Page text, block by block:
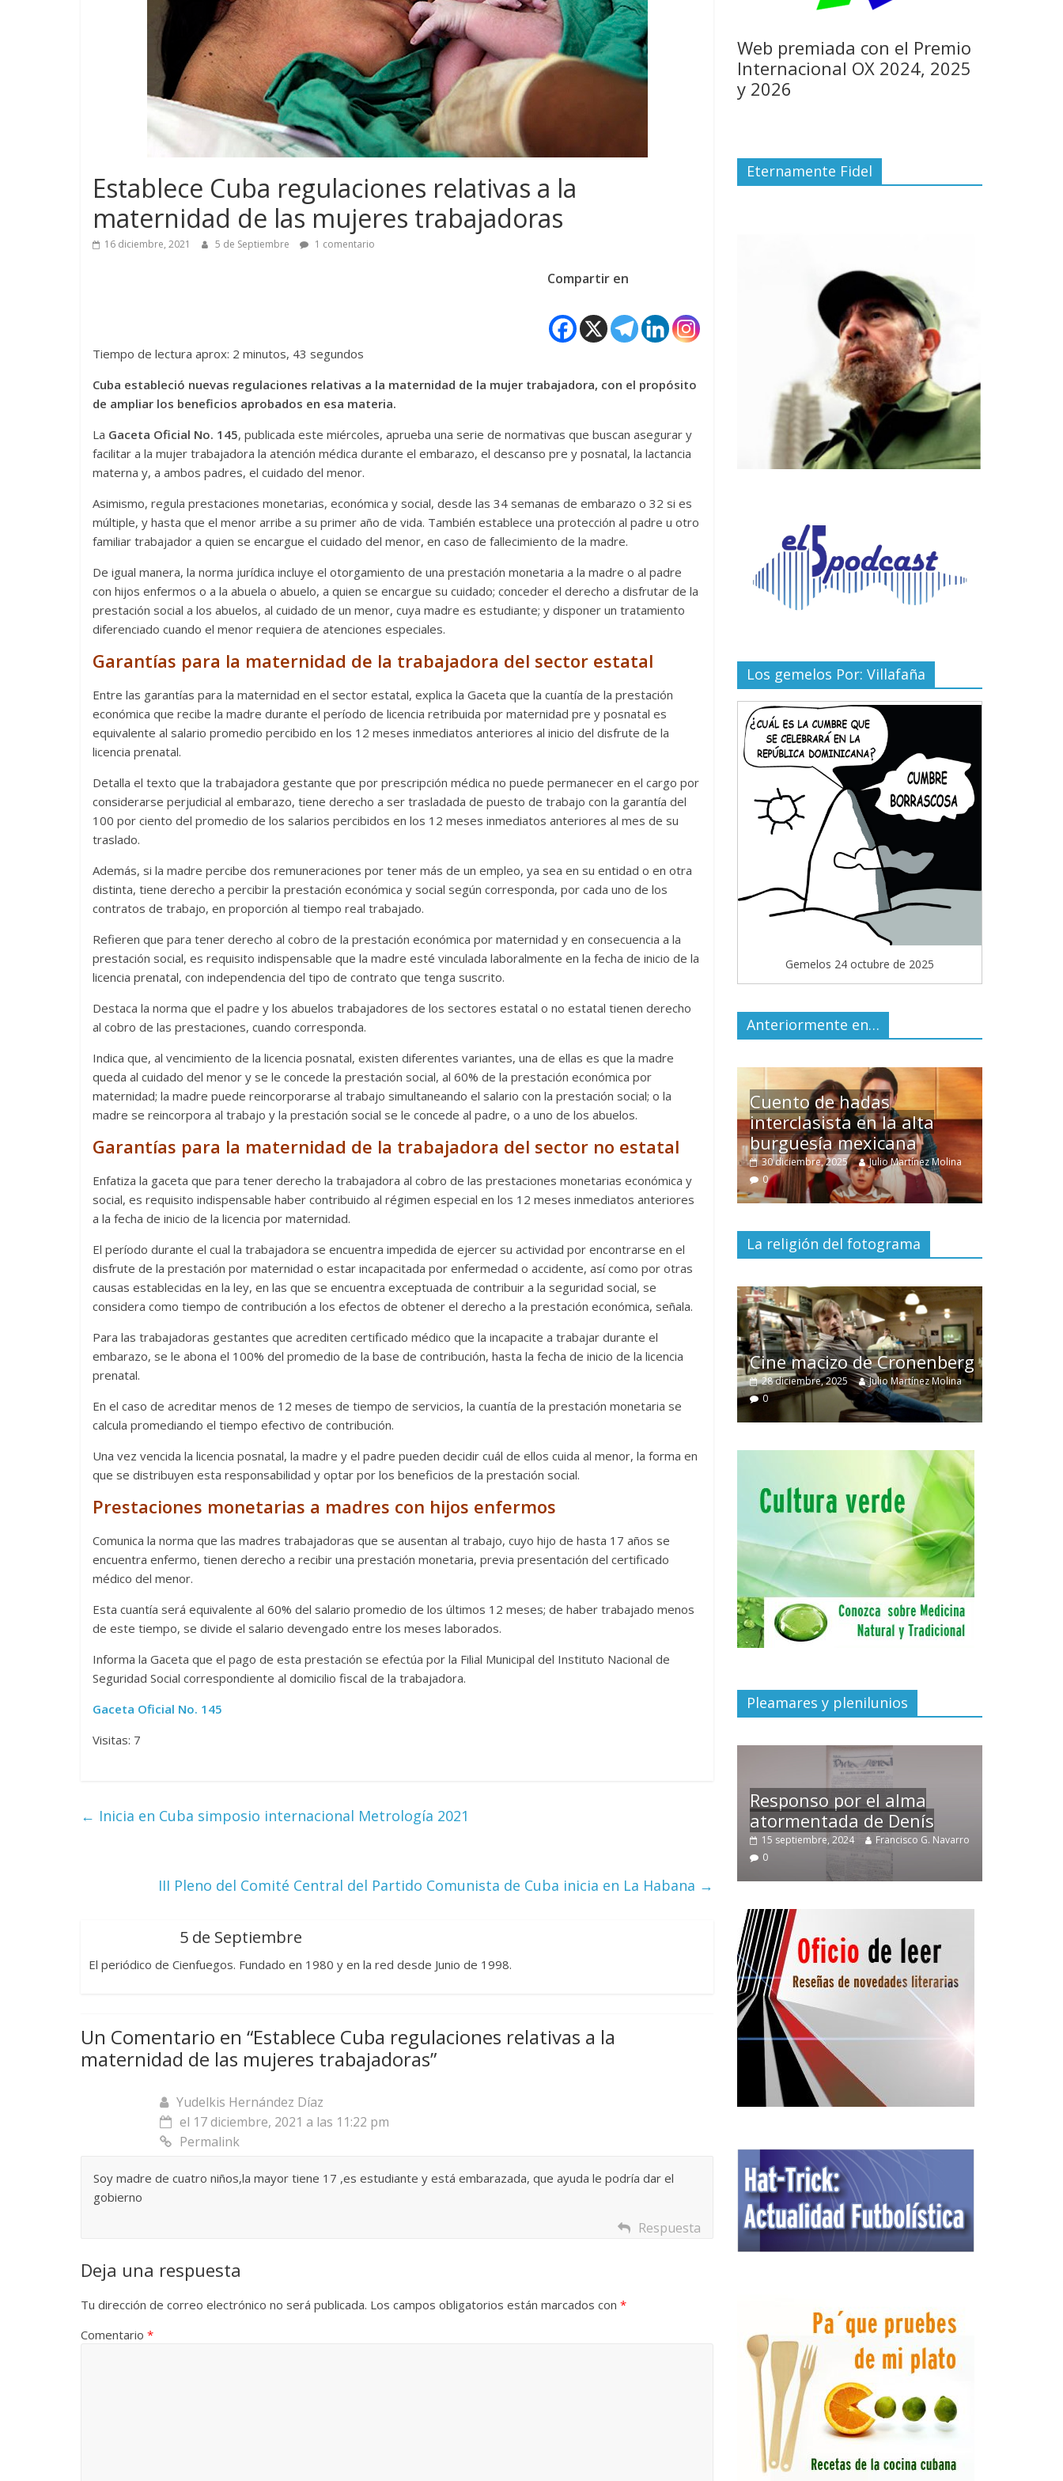
Establece Cuba regulaciones relativas a la
maternidad de las mujeres trabajadoras
16 diciembre, 2021 5 de Septiembre 1 comentario
Compartir en
Tiempo de lectura aprox: 2 minutos, 43 segundos
Cuba estableció nuevas regulaciones relativas a la maternidad de la mujer trabajadora, con el propósito
de ampliar los beneficios aprobados en esa materia.
La Gaceta Oficial No. 145, publicada este miércoles, aprueba una serie de normativas que buscan asegurar y
facilitar a la mujer trabajadora la atención médica durante el embarazo, el descanso pre y posnatal, la lactancia
materna y, a ambos padres, el cuidado del menor.
Asimismo, regula prestaciones monetarias, económica y social, desde las 34 semanas de embarazo o 32 si es
múltiple, y hasta que el menor arribe a su primer año de vida. También establece una protección al padre u otro
familiar trabajador a quien se encargue el cuidado del menor, en caso de fallecimiento de la madre.
De igual manera, la norma jurídica incluye el otorgamiento de una prestación monetaria a la madre o al padre
con hijos enfermos o a la abuela o abuelo, a quien se encargue su cuidado; conceder el derecho a disfrutar de la
prestación social a los abuelos, al cuidado de un menor, cuya madre es estudiante; y disponer un tratamiento
diferenciado cuando el menor requiera de atenciones especiales.
Garantías para la maternidad de la trabajadora del sector estatal
Entre las garantías para la maternidad en el sector estatal, explica la Gaceta que la cuantía de la prestación
económica que recibe la madre durante el período de licencia retribuida por maternidad pre y posnatal es
equivalente al salario promedio percibido en los 12 meses inmediatos anteriores al inicio del disfrute de la
licencia prenatal.
Detalla el texto que la trabajadora gestante que por prescripción médica no puede permanecer en el cargo por
considerarse perjudicial al embarazo, tiene derecho a ser trasladada de puesto de trabajo con la garantía del
100 por ciento del promedio de los salarios percibidos en los 12 meses inmediatos anteriores al mes de su
traslado.
Además, si la madre percibe dos remuneraciones por tener más de un empleo, ya sea en su entidad o en otra
distinta, tiene derecho a percibir la prestación económica y social según corresponda, por cada uno de los
contratos de trabajo, en proporción al tiempo real trabajado.
Refieren que para tener derecho al cobro de la prestación económica por maternidad y en consecuencia a la
prestación social, es requisito indispensable que la madre esté vinculada laboralmente en la fecha de inicio de la
licencia prenatal, con independencia del tipo de contrato que tenga suscrito.
Destaca la norma que el padre y los abuelos trabajadores de los sectores estatal o no estatal tienen derecho
al cobro de las prestaciones, cuando corresponda.
Indica que, al vencimiento de la licencia posnatal, existen diferentes variantes, una de ellas es que la madre
queda al cuidado del menor y se le concede la prestación social, al 60% de la prestación económica por
maternidad; la madre puede reincorporarse al trabajo simultaneando el salario con la prestación social; o la
madre se reincorpora al trabajo y la prestación social se le concede al padre, o a uno de los abuelos.
Garantías para la maternidad de la trabajadora del sector no estatal
Enfatiza la gaceta que para tener derecho la trabajadora al cobro de las prestaciones monetarias económica y
social, es requisito indispensable haber contribuido al régimen especial en los 12 meses inmediatos anteriores
a la fecha de inicio de la licencia por maternidad.
El período durante el cual la trabajadora se encuentra impedida de ejercer su actividad por encontrarse en el
disfrute de la prestación por maternidad o estar incapacitada por enfermedad o accidente, así como por otras
causas establecidas en la ley, en las que se encuentra exceptuada de contribuir a la seguridad social, se
considera como tiempo de contribución a los efectos de obtener el derecho a la prestación económica, señala.
Para las trabajadoras gestantes que acrediten certificado médico que la incapacite a trabajar durante el
embarazo, se le abona el 100% del promedio de la base de contribución, hasta la fecha de inicio de la licencia
prenatal.
En el caso de acreditar menos de 12 meses de tiempo de servicios, la cuantía de la prestación monetaria se
calcula promediando el tiempo efectivo de contribución.
Una vez vencida la licencia posnatal, la madre y el padre pueden decidir cuál de ellos cuida al menor, la forma en
que se distribuyen esta responsabilidad y optar por los beneficios de la prestación social.
Prestaciones monetarias a madres con hijos enfermos
Comunica la norma que las madres trabajadoras que se ausentan al trabajo, cuyo hijo de hasta 17 años se
encuentra enfermo, tienen derecho a recibir una prestación monetaria, previa presentación del certificado
médico del menor.
Esta cuantía será equivalente al 60% del salario promedio de los últimos 12 meses; de haber trabajado menos
de este tiempo, se divide el salario devengado entre los meses laborados.
Informa la Gaceta que el pago de esta prestación se efectúa por la Filial Municipal del Instituto Nacional de
Seguridad Social correspondiente al domicilio fiscal de la trabajadora.
Gaceta Oficial No. 145
Visitas: 7
← Inicia en Cuba simposio internacional Metrología 2021
III Pleno del Comité Central del Partido Comunista de Cuba inicia en La Habana →
5 de Septiembre
El periódico de Cienfuegos. Fundado en 1980 y en la red desde Junio de 1998.
Un Comentario en “Establece Cuba regulaciones relativas a la
maternidad de las mujeres trabajadoras”
Yudelkis Hernández Díaz
el 17 diciembre, 2021 a las 11:22 pm
Permalink
Soy madre de cuatro niños,la mayor tiene 17 ,es estudiante y está embarazada, que ayuda le podría dar el
gobierno
Respuesta
Deja una respuesta
Tu dirección de correo electrónico no será publicada. Los campos obligatorios están marcados con *
Comentario *
Web premiada con el Premio
Internacional OX 2024, 2025
y 2026
Eternamente Fidel
Los gemelos Por: Villafaña
Gemelos 24 octubre de 2025
Anteriormente en…
Las series-caramelos de
Shondaland
13 marzo, 2026 Julio Martínez Molina 0
Una serie con los defectos
de muchas telenovelas
28 febrero, 2026 Julio Martínez Molina 0
Cuento de hadas
interclasista en la alta
burguesía mexicana
0
Un hombre entre dos
mundos
15 mayo, 2026 Julio Martínez Molina 0
La religión del fotograma
Terror chamánico coreano
Divertida comedia
dramática argentina
Cine macizo de Cronenberg
El documentalNuestra
tierray el despojo de los
pueblos originarios
30 junio, 2026 Julio Martínez Molina 0
Pleamares y plenilunios
Un vergel en las nieblas de
Villuendas
Temprano oficio de lector
2 noviembre, 2024
Francisco G. Navarro
0